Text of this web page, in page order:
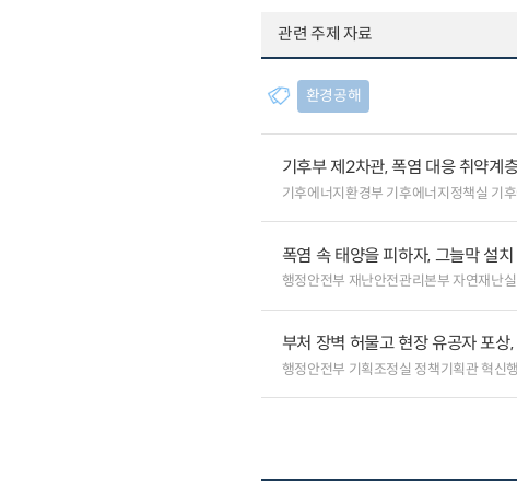
관련 주제 자료
환경공해
기후부 제2차관, 폭염 대응 취약계
기후에너지환경부 기후에너지정책실 기
폭염 속 태양을 피하자, 그늘막 설치
행정안전부 재난안전관리본부 자연재난
부처 장벽 허물고 현장 유공자 포
행정안전부 기획조정실 정책기획관 혁신